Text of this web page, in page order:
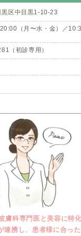
黒区中目黒1-10-23
（月〜水・金）／
（初診専用）
皮膚科専門医と美容に特
連携し、患者様に合っ